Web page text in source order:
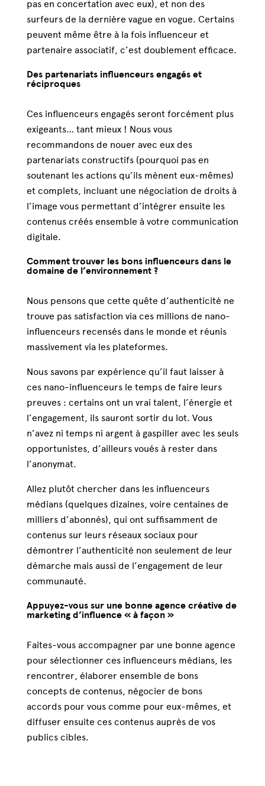
pas en concertation avec eux), et non des
surfeurs de la dernière vague en vogue. Certains
peuvent même être à la fois influenceur et
partenaire associatif, c’est doublement efficace.
Des partenariats influenceurs engagés et
réciproques
Ces influenceurs engagés seront forcément plus
exigeants… tant mieux ! Nous vous
recommandons de nouer avec eux des
partenariats constructifs (pourquoi pas en
soutenant les actions qu’ils mènent eux-mêmes)
et complets, incluant une négociation de droits à
l’image vous permettant d’intégrer ensuite les
contenus créés ensemble à votre communication
digitale.
Comment trouver les bons influenceurs dans le
domaine de l’environnement ?
Nous pensons que cette quête d’authenticité ne
trouve pas satisfaction via ces millions de nano-
influenceurs recensés dans le monde et réunis
massivement via les plateformes.
Nous savons par expérience qu’il faut laisser à
ces nano-influenceurs le temps de faire leurs
preuves : certains ont un vrai talent, l’énergie et
l’engagement, ils sauront sortir du lot. Vous
n’avez ni temps ni argent à gaspiller avec les seuls
opportunistes, d’ailleurs voués à rester dans
l’anonymat.
Allez plutôt chercher dans les influenceurs
médians (quelques dizaines, voire centaines de
milliers d’abonnés), qui ont suffisamment de
contenus sur leurs réseaux sociaux pour
démontrer l’authenticité non seulement de leur
démarche mais aussi de l’engagement de leur
communauté.
Appuyez-vous sur une bonne agence créative de
marketing d’influence « à façon »
Faites-vous accompagner par une bonne agence
pour sélectionner ces influenceurs médians, les
rencontrer, élaborer ensemble de bons
concepts de contenus, négocier de bons
accords pour vous comme pour eux-mêmes, et
diffuser ensuite ces contenus auprès de vos
publics cibles.